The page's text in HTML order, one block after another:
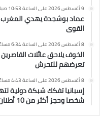
9 أغسطس 2026 على الساعة 10:53 صباحًا
القوى
8 أغسطس 2026 على الساعة 6:34 مساءً
الخوف يلاحق عائلات
تعرضهم للتحرش
8 أغسطس 2026 على الساعة 4:43 مساءً
شخصا وحجز أكثر من 10 أطنان